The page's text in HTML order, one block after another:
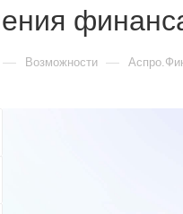
— Возможности —